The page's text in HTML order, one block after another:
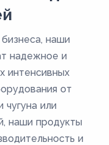
наши
надежное и
интенсивных
от
чугуна или
наши продукты
и